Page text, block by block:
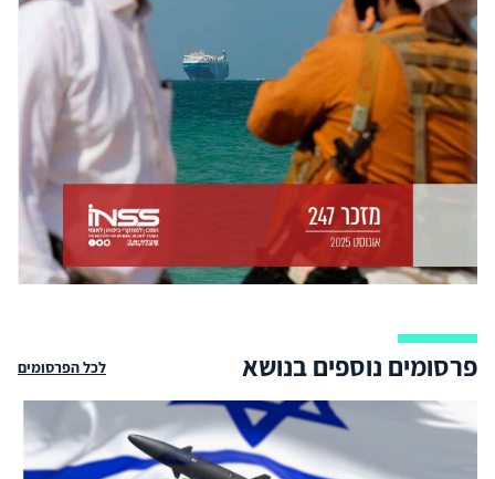
פרסומים נוספים בנושא לכל הפרסומים